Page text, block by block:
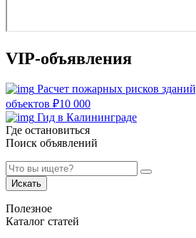
VIP-объявления
Расчет пожарных рисков
объектов ₽10 000
Гид в Калининграде
Где остановиться
Поиск объявлений
Искать
Полезное
Каталог статей